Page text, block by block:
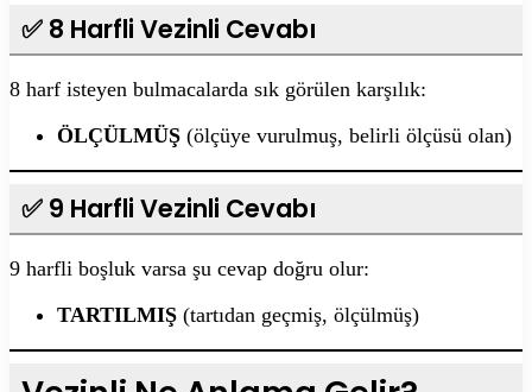
✅ 8 Harfli Vezinli Cevabı
8 harf isteyen bulmacalarda sık görülen karşılık:
ÖLÇÜLMÜŞ (ölçüye vurulmuş, belirli ölçüsü olan)
✅ 9 Harfli Vezinli Cevabı
9 harfli boşluk varsa şu cevap doğru olur:
TARTILMIŞ (tartıdan geçmiş, ölçülmüş)